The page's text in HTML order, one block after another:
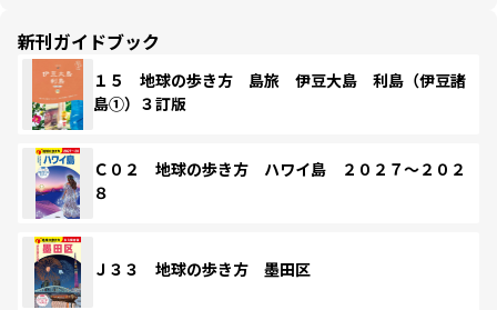
新刊ガイドブック
１５ 地球の歩き方 島旅 伊豆大島 利島（伊豆諸
島①）３訂版
Ｃ０２ 地球の歩き方 ハワイ島 ２０２７～２０２
８
Ｊ３３ 地球の歩き方 墨田区